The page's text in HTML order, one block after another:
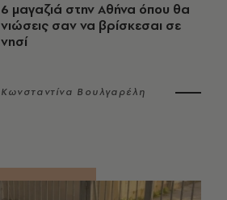
6 μαγαζιά στην Αθήνα όπου θα
νιώσεις σαν να βρίσκεσαι σε
νησί
Κωνσταντίνα Βουλγαρέλη